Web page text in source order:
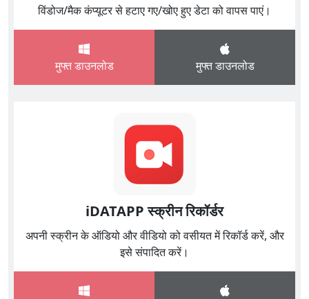
विंडोज/मैक कंप्यूटर से हटाए गए/खोए हुए डेटा को वापस पाएं।
मुफ्त डाउनलोड मुफ्त डाउनलोड
iDATAPP स्क्रीन रिकॉर्डर
अपनी स्क्रीन के ऑडियो और वीडियो को वसीयत में रिकॉर्ड करें, और
इसे संपादित करें।